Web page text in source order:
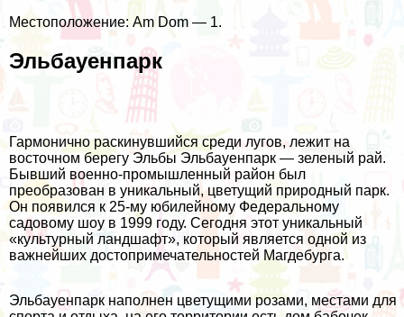
Местоположение: Am Dom — 1.
Эльбауенпарк
Гармонично раскинувшийся среди лугов, лежит на
восточном берегу Эльбы Эльбауенпарк — зеленый рай.
Бывший военно-промышленный район был
преобразован в уникальный, цветущий природный парк.
Он появился к 25-му юбилейному Федеральному
садовому шоу в 1999 году. Сегодня этот уникальный
«культурный ландшафт», который является одной из
важнейших достопримечательностей Магдебурга.
Эльбауенпарк наполнен цветущими розами, местами для